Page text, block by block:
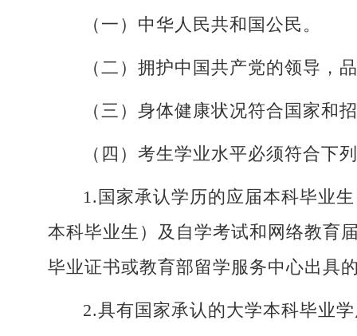
（一）中华人民共和国公民。
（二）拥护中国共产党的领导，
（三）身体健康状况符合国家和
（四）考生学业水平必须符合下
1.国家承认学历的应届本科毕业
本科毕业生）及自学考试和网络教育
毕业证书或教育部留学服务中心出具
2.具有国家承认的大学本科毕业